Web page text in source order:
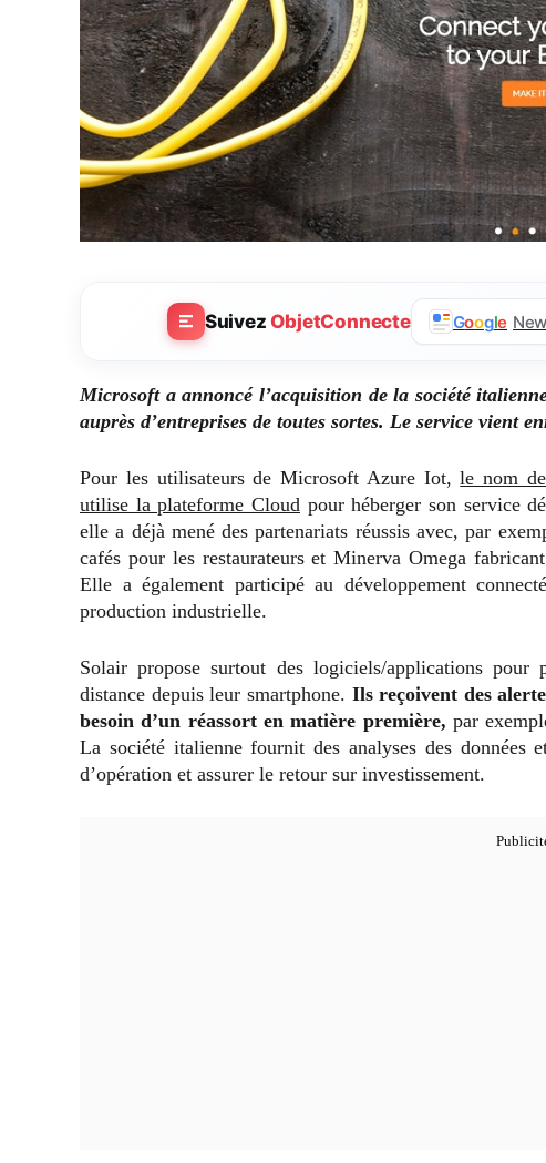
SuivezObjetConnecte Google
Microsoft a annoncé l’acquisition de la société
auprès d’entreprises de toutes sortes. Le service vient
Pour les utilisateurs de Microsoft Azure Iot,le nom
utilise la plateforme Cloud pour héberger son service
elle a déjà mené des partenariats réussis avec, par
cafés pour les restaurateurs et Minerva Omega
Elle a également participé au développement
production industrielle.
Solair propose surtout des logiciels/applications
distance depuis leur smartphone. Ils reçoivent des
besoin d’un réassort en matière première, par
La société italienne fournit des analyses des données
d’opération et assurer le retour sur investissement.